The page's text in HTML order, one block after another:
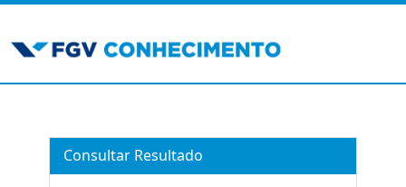
Consultar Resultado